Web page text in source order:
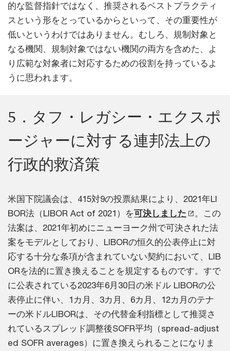
的な監督指針ではなく、推奨されるベストプラクティ
スという形をとっているからといって、その重要性が
低いというわけではありません。むしろ、規制対象と
なる機関、規制対象ではない機関の両方を含めた、よ
り広範な対象者に対応するための役割を持っているよ
うに思われます。
5．タフ・レガシー・エクスポ
ージャーに対する連邦法上の
行政的救済策
米国下院議会は、415対9の投票結果により、2021年LI
BOR法（LIBOR Act of 2021）を可決しました
。この
法案は、2021年初めにニューヨーク州で可決された法
案をモデルとしており、LIBORの恒久的公表停止に対
応する十分な条項が含まれていない契約において、LIB
ORを法的に置き換えることを規定するものです。すで
に公表されている2023年6月30日の米ドル LIBORの公
表停止に伴い、1カ月、3カ月、6カ月、12カ月のテナ
ーの米ドルLIBORは、その代替金利指標として推奨さ
れているスプレッド調整後SOFR平均（spread-adjust
ed SOFR averages）に置き換えられることになりま